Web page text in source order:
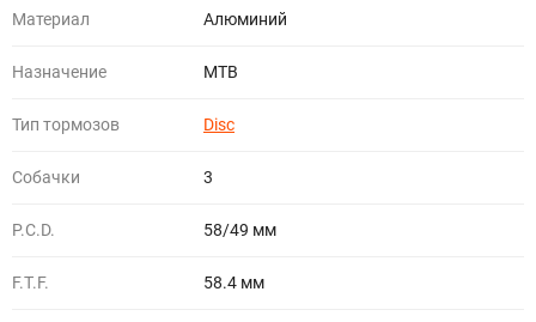
Материал Алюминий
Назначение МТВ
Тип тормозов Disc
Собачки 3
P.C.D. 58/49 мм
F.T.F. 58.4 мм